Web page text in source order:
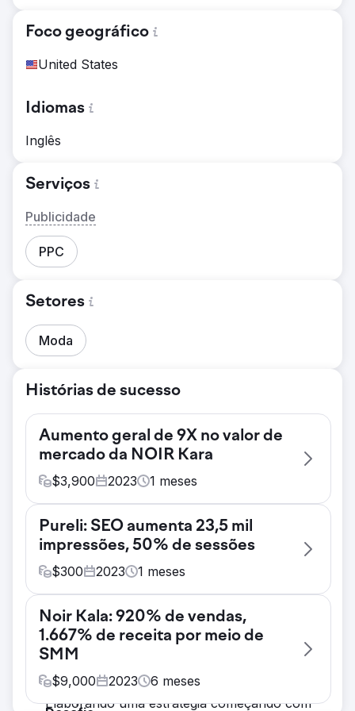
Foco geográfico
United States
Idiomas
Inglês
Serviços
Publicidade
PPC
Setores
Moda
Histórias de sucesso
Aumento geral de 9X no valor de
mercado da NOIR Kara
$3,900 2023 1 meses
O site deles não estava gerando tráfego
suficiente Eles estavam lutando para gerar
leads e vendas de qualidade Eles não
seus clientes potenciais Sua marca não era
bem conhecida entre seu público-alvo,
faltando, portanto, em termos de
Solução
Elaborando uma estratégia começando com
Pureli: SEO aumenta 23,5 mil
impressões, 50% de sessões
$300 2023 1 meses
Categoria de site ruim e páginas importantes
Falta de conteúdo do blog Tempo lento de
carregamento da página Falta de otimização
na página Falta de otimização de SEO local
Noir Kala: 920% de vendas,
1.667% de receita por meio de
SMM
$9,000 2023 6 meses